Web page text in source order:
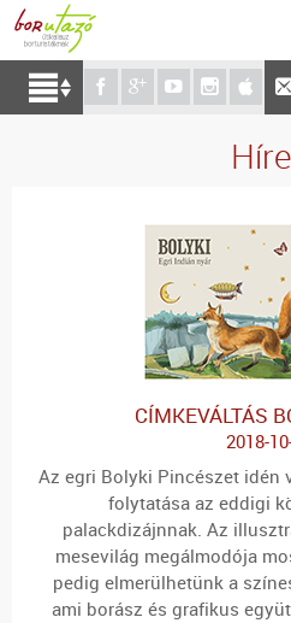
CÍMKEVÁLTÁS
2018-
Az egri Bolyki Pincészet idén
folytatása az eddigi
palackdizájnnak. Az
mesevilág megálmodója
pedig elmerülhetünk a
ami borász és grafikus